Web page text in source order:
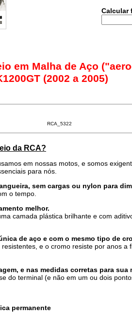
Calcular
em Malha de Aço
(2002 a 2005)
RCA_5322
da RCA?
em nossas motos, e somos
para nós.
sem cargas ou nylon para
o tempo.
melhor.
camada plástica brilhante e com
de aço e com o mesmo tipo de
e o cromo resiste por anos a
e nas medidas corretas para sua
do terminal (e não em um ou dois
permanente